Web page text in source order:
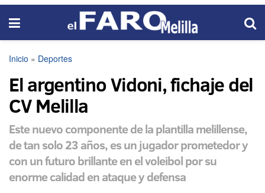
Inicio » Deportes
El argentino Vidoni, fichaje del
CV Melilla
Este nuevo componente de la plantilla melillense,
de tan solo 23 años, es un jugador prometedor y
con un futuro brillante en el voleibol por su
enorme calidad en ataque y defensa